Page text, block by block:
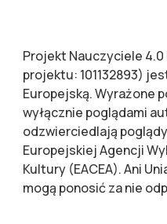
Projekt Nauczyciele
projektu: 101132893)
Europejską. Wyrażone
wyłącznie poglądami
odzwierciedlają
Europejskiej Agencji
Kultury (EACEA). Ani
mogą ponosić za nie